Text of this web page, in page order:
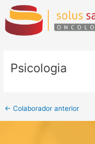
para
conteúdo
Psicologia
Post
navigation
← Colaborador anterior